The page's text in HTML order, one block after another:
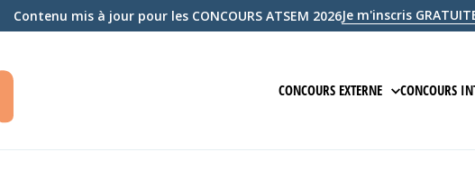
Contenu mis à jour pour les CONCOURS ATSEM 2026Je m'inscris
CONCOURS EXTERNE
PRÉPARATION EN LIGNE
CONCOURS